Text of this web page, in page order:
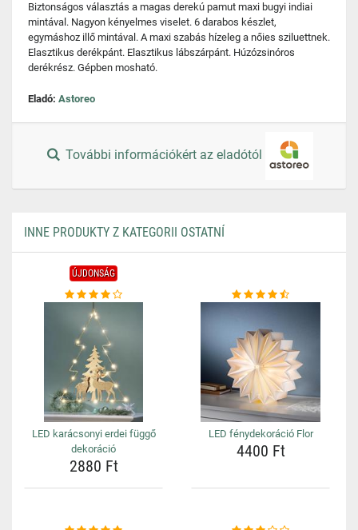
Biztonságos választás a magas derekú pamut maxi bugyi indiai
mintával. Nagyon kényelmes viselet. 6 darabos készlet,
egymáshoz illő mintával. A maxi szabás hízeleg a nőies sziluettnek.
Elasztikus derékpánt. Elasztikus lábszárpánt. Húzózsinóros
derékrész. Gépben mosható.
Eladó: Astoreo
További információkért az eladótól
INNE PRODUKTY Z KATEGORII OSTATNÍ
ÚJDONSÁG
LED karácsonyi erdei függő
dekoráció
2880 Ft
LED fénydekoráció Flor
4400 Ft